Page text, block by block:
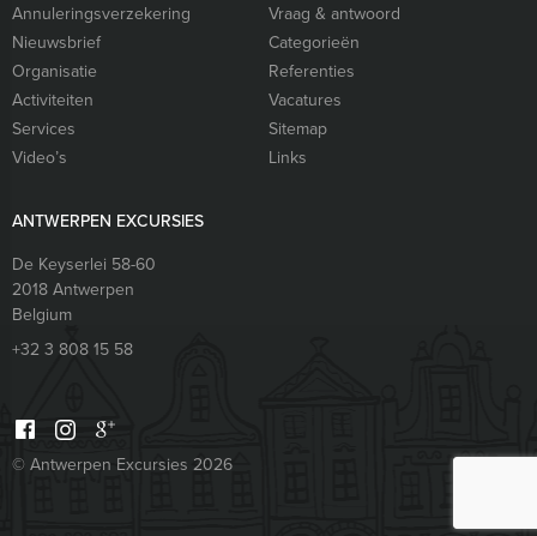
Annuleringsverzekering
Vraag & antwoord
Nieuwsbrief
Categorieën
Organisatie
Referenties
Activiteiten
Vacatures
Services
Sitemap
Video’s
Links
ANTWERPEN EXCURSIES
De Keyserlei 58-60
2018Antwerpen
Belgium
+32 3 808 15 58
© Antwerpen Excursies 2026